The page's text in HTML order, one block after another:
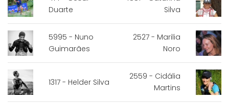
Duarte
5995 - Nuno
Guimarães
1317 - Helder Silva
Silva
2527 - Marilia
Noro
2559 - Cidália
Martins